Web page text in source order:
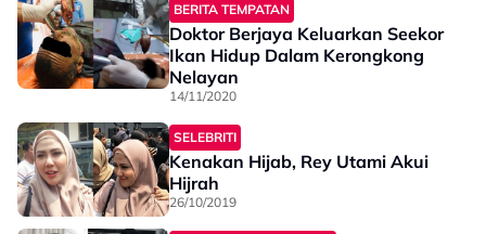
BERITA TEMPATAN
Doktor Berjaya Keluarkan Seekor
Ikan Hidup Dalam Kerongkong
Nelayan
14/11/2020
SELEBRITI
Kenakan Hijab, Rey Utami Akui
Hijrah
26/10/2019